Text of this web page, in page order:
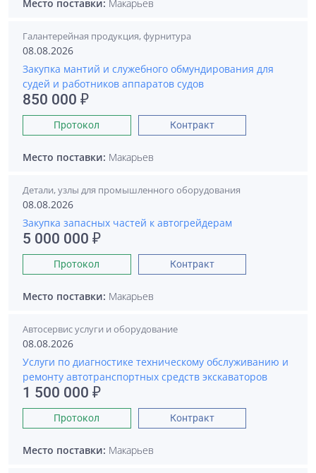
Место поставки: Макарьев
Галантерейная продукция, фурнитура
08.08.2026
Закупка мантий и служебного обмундирования для
судей и работников аппаратов судов
850 000 ₽
Протокол Контракт
Место поставки: Макарьев
Детали, узлы для промышленного оборудования
08.08.2026
Закупка запасных частей к автогрейдерам
5 000 000 ₽
Протокол Контракт
Место поставки: Макарьев
Автосервис услуги и оборудование
08.08.2026
Услуги по диагностике техническому обслуживанию и
ремонту автотранспортных средств экскаваторов
1 500 000 ₽
Протокол Контракт
Место поставки: Макарьев